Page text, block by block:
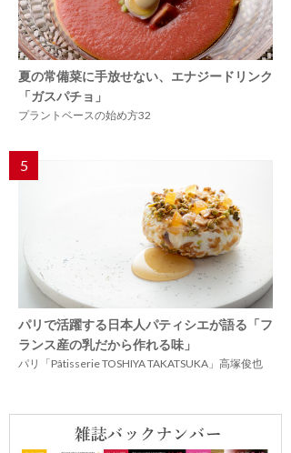
夏の常備菜に手放せない、エナジードリンク
「ガスパチョ」
プラントベースの始め方32
5
パリで活躍する日本人パティシエが語る「フ
ランス産の乳だから作れる味」
パリ「Pâtisserie TOSHIYA TAKATSUKA」高塚俊也